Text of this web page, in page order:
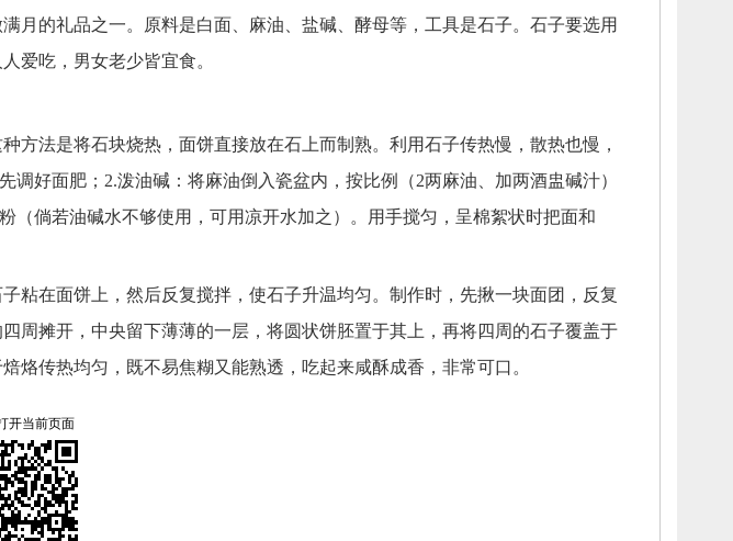
月的礼品之一。 原料是白面、 麻油、 盐碱、 酵母等， 工具是石子。 石子要选用
人爱吃， 男女老少皆宜食。
方法是将石块烧热， 面饼直接放在石上而制熟。 利用石子传热慢， 散热也慢，
调好面肥； 2.泼油碱： 将麻油倒入瓷盆内， 按比例（2两麻油、 加两酒盅碱汁）
（倘若油碱水不够使用， 可用凉开水加之）。 用手搅匀， 呈棉絮状时把面和
粘在面饼上， 然后反复搅拌， 使石子升温均匀。 制作时， 先揪一块面团， 反复
周摊开， 中央留下薄薄的一层， 将圆状饼胚置于其上， 再将四周的石子覆盖于
烙传热均匀， 既不易焦糊又能熟透， 吃起来咸酥成香， 非常可口。
开当前页面